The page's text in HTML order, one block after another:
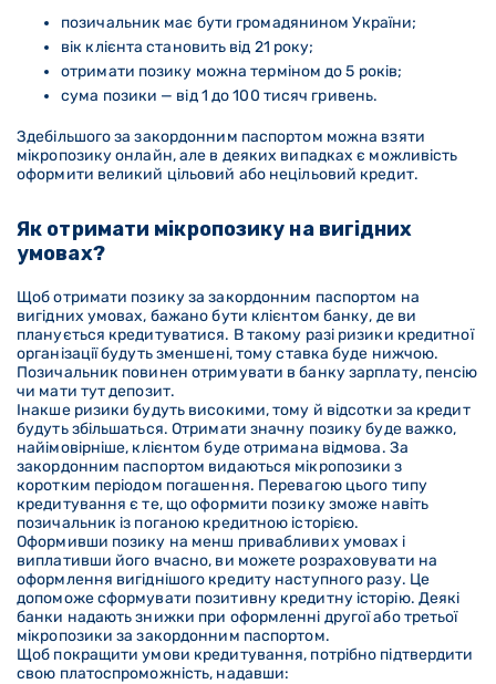
позичальник має бути громадянином України;
вік клієнта становить від 21 року;
отримати позику можна терміном до 5 років;
сума позики — від 1 до 100 тисяч гривень.
Здебільшого за закордонним паспортом можна взяти
мікропозику онлайн, але в деяких випадках є можливість
оформити великий цільовий або нецільовий кредит.
Як отримати мікропозику на вигідних
умовах?
Щоб отримати позику за закордонним паспортом на
вигідних умовах, бажано бути клієнтом банку, де ви
планується кредитуватися. В такому разі ризики кредитної
організації будуть зменшені, тому ставка буде нижчою.
Позичальник повинен отримувати в банку зарплату, пенсію
чи мати тут депозит.
Інакше ризики будуть високими, тому й відсотки за кредит
будуть збільшаться. Отримати значну позику буде важко,
найімовірніше, клієнтом буде отримана відмова. За
закордонним паспортом видаються мікропозики з
коротким періодом погашення. Перевагою цього типу
кредитування є те, що оформити позику зможе навіть
позичальник із поганою кредитною історією.
Оформивши позику на менш привабливих умовах і
виплативши його вчасно, ви можете розраховувати на
оформлення вигіднішого кредиту наступного разу. Це
допоможе сформувати позитивну кредитну історію. Деякі
банки надають знижки при оформленні другої або третьої
мікропозики за закордонним паспортом.
Щоб покращити умови кредитування, потрібно підтвердити
свою платоспроможність, надавши: